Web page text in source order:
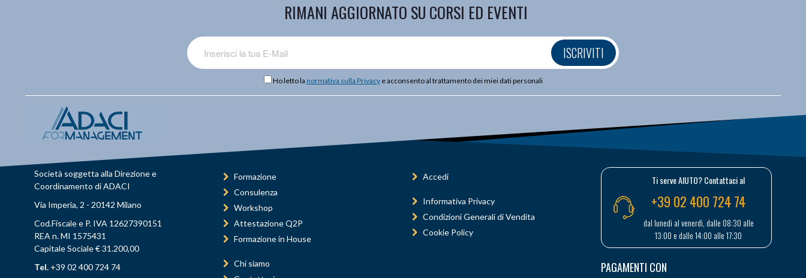
RIMANI AGGIORNATO SU CORSI ED EVENTI
ISCRIVITI
Ho letto la normativa sulla Privacye acconsento al trattamento dei miei dati personali
Società soggetta alla Direzione e
Coordinamento di ADACI
Via Imperia, 2 - 20142 Milano
Cod.Fiscale e P. IVA 12627390151
REA n. MI 1575431
Capitale Sociale € 31.200,00
Tel. +39 02 400 724 74
Formazione
Consulenza
Workshop
Attestazione Q2P
Formazione in House
Chi siamo
Accedi
Informativa Privacy
Condizioni Generali di Vendita
Cookie Policy
Ti serve AIUTO? Contattaci al
+39 02 400 724 74
dal lunedì al venerdì, dalle 08:30 alle
13:00 e dalle 14:00 alle 17:30
PAGAMENTI CON